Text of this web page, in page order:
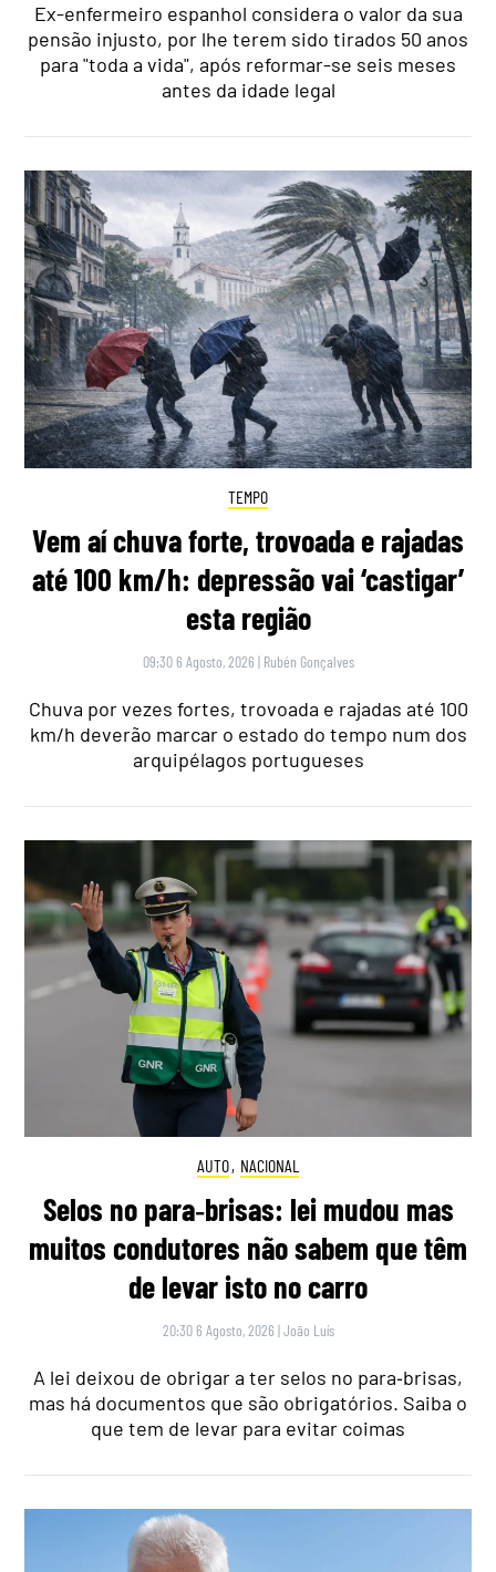
Ex-enfermeiro espanhol considera o valor da sua
pensão injusto, por lhe terem sido tirados 50 anos
para "toda a vida", após reformar-se seis meses
antes da idade legal
TEMPO
Vem aí chuva forte, trovoada e rajadas
até 100 km/h: depressão vai ‘castigar’
esta região
09:30 6 Agosto, 2026 | Rubén Gonçalves
Chuva por vezes fortes, trovoada e rajadas até 100
km/h deverão marcar o estado do tempo num dos
arquipélagos portugueses
AUTO, NACIONAL
Selos no para‑brisas: lei mudou mas
muitos condutores não sabem que têm
de levar isto no carro
20:30 6 Agosto, 2026 |João Luís
A lei deixou de obrigar a ter selos no para‑brisas,
mas há documentos que são obrigatórios. Saiba o
que tem de levar para evitar coimas